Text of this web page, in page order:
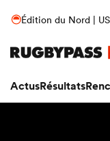
Édition du Nord | US
ActusRésultats